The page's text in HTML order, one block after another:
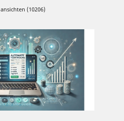
ansichten (10206)